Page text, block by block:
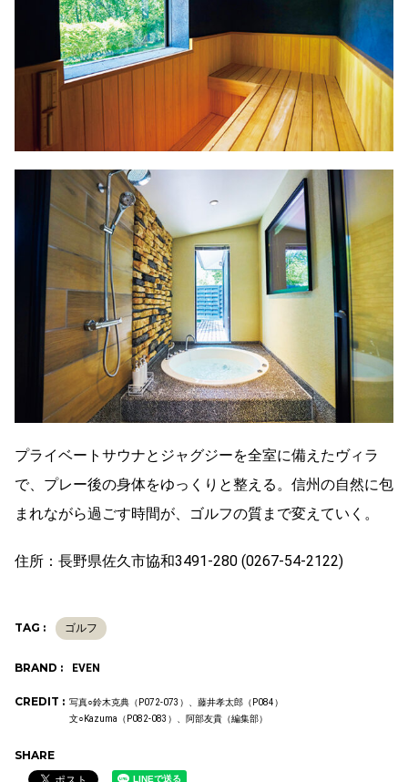
プライベートサウナとジャグジーを全室に備えたヴィラ
で、プレー後の身体をゆっくりと整える。信州の自然に包
まれながら過ごす時間が、ゴルフの質まで変えていく。
住所：長野県佐久市協和3491-280 (0267-54-2122)
TAG : ゴルフ
BRAND : EVEN
CREDIT : 写真○鈴木克典（P072-073）、藤井孝太郎（P084）
文○Kazuma（P082-083）、阿部友貴（編集部）
SHARE